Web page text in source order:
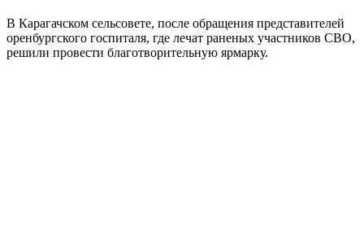
В Карагачском сельсовете, после обращения представителей
оренбургского госпиталя, где лечат раненых участников СВО,
решили провести благотворительную ярмарку.